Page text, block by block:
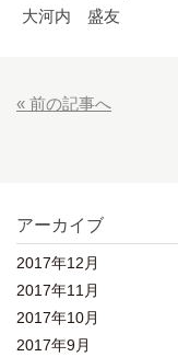
大河内 盛友
« 前の記事へ
アーカイブ
2017年12月
2017年11月
2017年10月
2017年9月